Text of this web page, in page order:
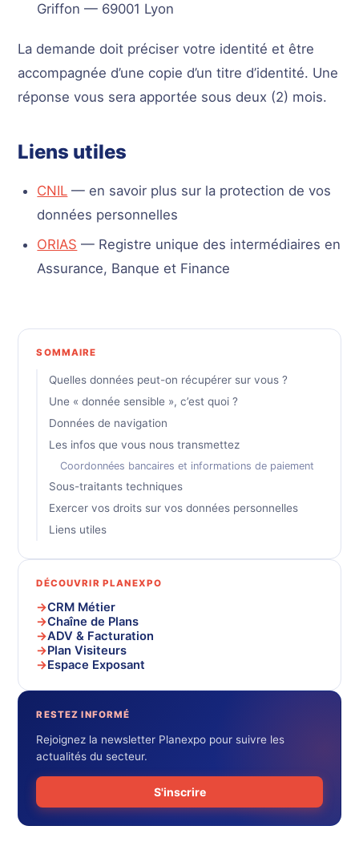
Griffon — 69001 Lyon
La demande doit préciser votre identité et être
accompagnée d’une copie d’un titre d’identité. Une
réponse vous sera apportée sous deux (2) mois.
Liens utiles
CNIL — en savoir plus sur la protection de vos
données personnelles
ORIAS — Registre unique des intermédiaires en
Assurance, Banque et Finance
SOMMAIRE
Quelles données peut-on récupérer sur vous ?
Une « donnée sensible », c’est quoi ?
Données de navigation
Les infos que vous nous transmettez
Coordonnées bancaires et informations de paiement
Sous-traitants techniques
Exercer vos droits sur vos données personnelles
Liens utiles
DÉCOUVRIR PLANEXPO
CRM Métier
Chaîne de Plans
ADV & Facturation
Plan Visiteurs
Espace Exposant
RESTEZ INFORMÉ
Rejoignez la newsletter Planexpo pour suivre les
actualités du secteur.
S'inscrire